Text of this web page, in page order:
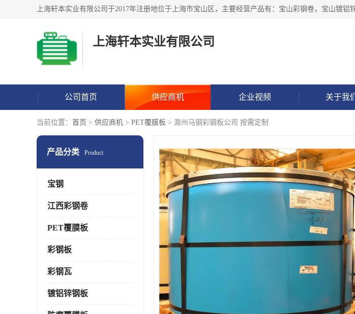
上海轩本实业有限公司
公司首页 供应商机 企业视频 关于我们
当前位置： 首页 > 供应商机 > PET覆膜板 > 滁州马钢彩钢板公司 按需定制
产品分类 Product
宝钢
江西彩钢卷
PET覆膜板
彩钢板
彩钢瓦
镀铝锌钢板